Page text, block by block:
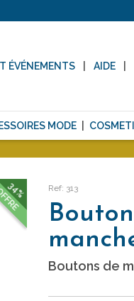
ÉVÉNEMENTS AIDE
MODE
34% Ref: 313
Boutons de